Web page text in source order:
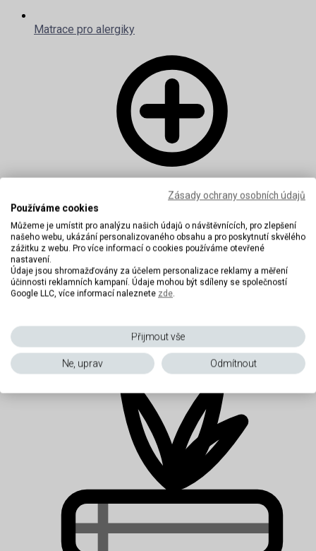
Matrace pro alergiky
Zásady ochrany osobních údajů
Používáme cookies
Můžeme je umístit pro analýzu našich údajů o návštěvnících, pro zlepšení
našeho webu, ukázání personalizovaného obsahu a pro poskytnutí skvělého
zážitku z webu. Pro více informací o cookies používáme otevřené
nastavení.
Údaje jsou shromažďovány za účelem personalizace reklamy a měření
účinnosti reklamních kampaní. Údaje mohou být sdíleny se společností
Google LLC, více informací naleznete zde.
Přijmout vše
Ne, uprav Odmítnout